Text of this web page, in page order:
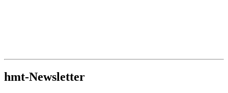
hmt-Newsletter